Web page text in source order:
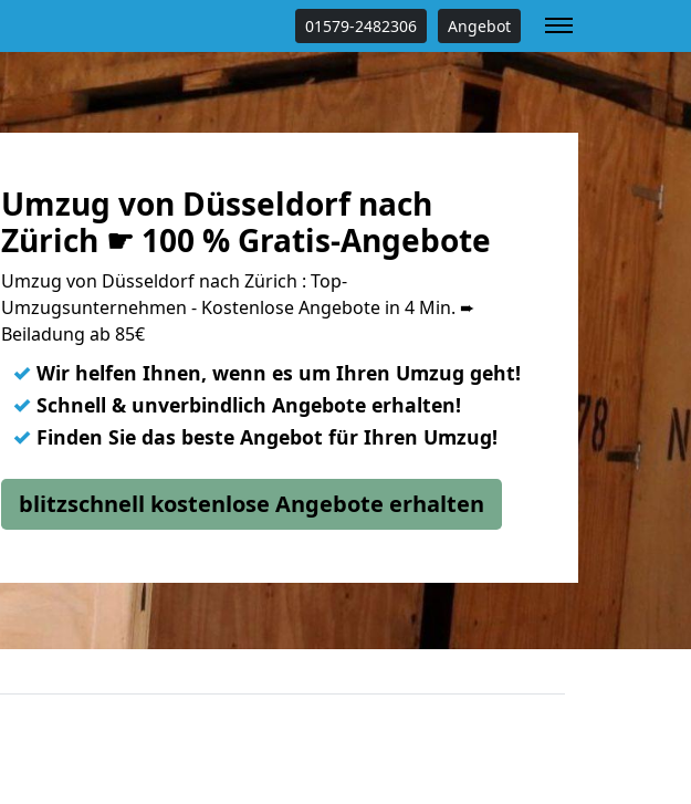
01579-2482306 Angebot
Umzug von Düsseldorf nach
Zürich ☛ 100 % Gratis-Angebote
Umzug von Düsseldorf nach Zürich : Top-
Umzugsunternehmen - Kostenlose Angebote in 4 Min. ➨
Beiladung ab 85€
✓ Wir helfen Ihnen, wenn es um Ihren Umzug geht!
✓ Schnell & unverbindlich Angebote erhalten!
✓ Finden Sie das beste Angebot für Ihren Umzug!
blitzschnell kostenlose Angebote erhalten